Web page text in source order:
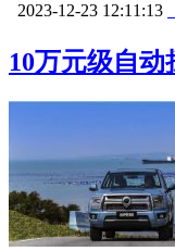
2023-12-23 12:11:13
10万元级自